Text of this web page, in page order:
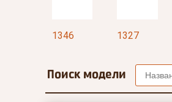
1346 1327
Поиск модели